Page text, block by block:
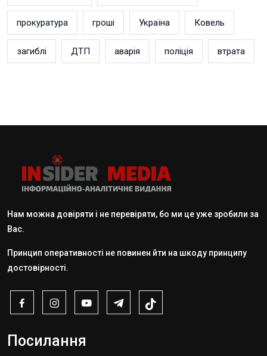
прокуратура гроші Україна Ковель
загиблі ДТП аварія поліція втрата
Нам можна довіряти і не перевіряти, бо ми це уже зробили за
Вас.
Принцип оперативності не повинен йти на шкоду принципу
достовірності.
Посилання